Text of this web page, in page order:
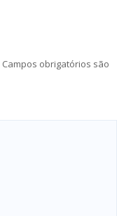
Campos obrigatórios são